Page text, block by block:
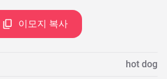
이모지 복사
hot dog